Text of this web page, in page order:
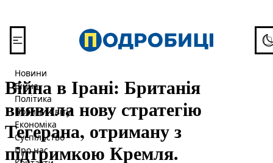
Новини
Війна
Політика
Новини Світу
Економіка
Суспільство
Про нас
Війна в Ірані: Британія
виявила нову стратегію
Тегерана, отриману з
підтримкою Кремля.